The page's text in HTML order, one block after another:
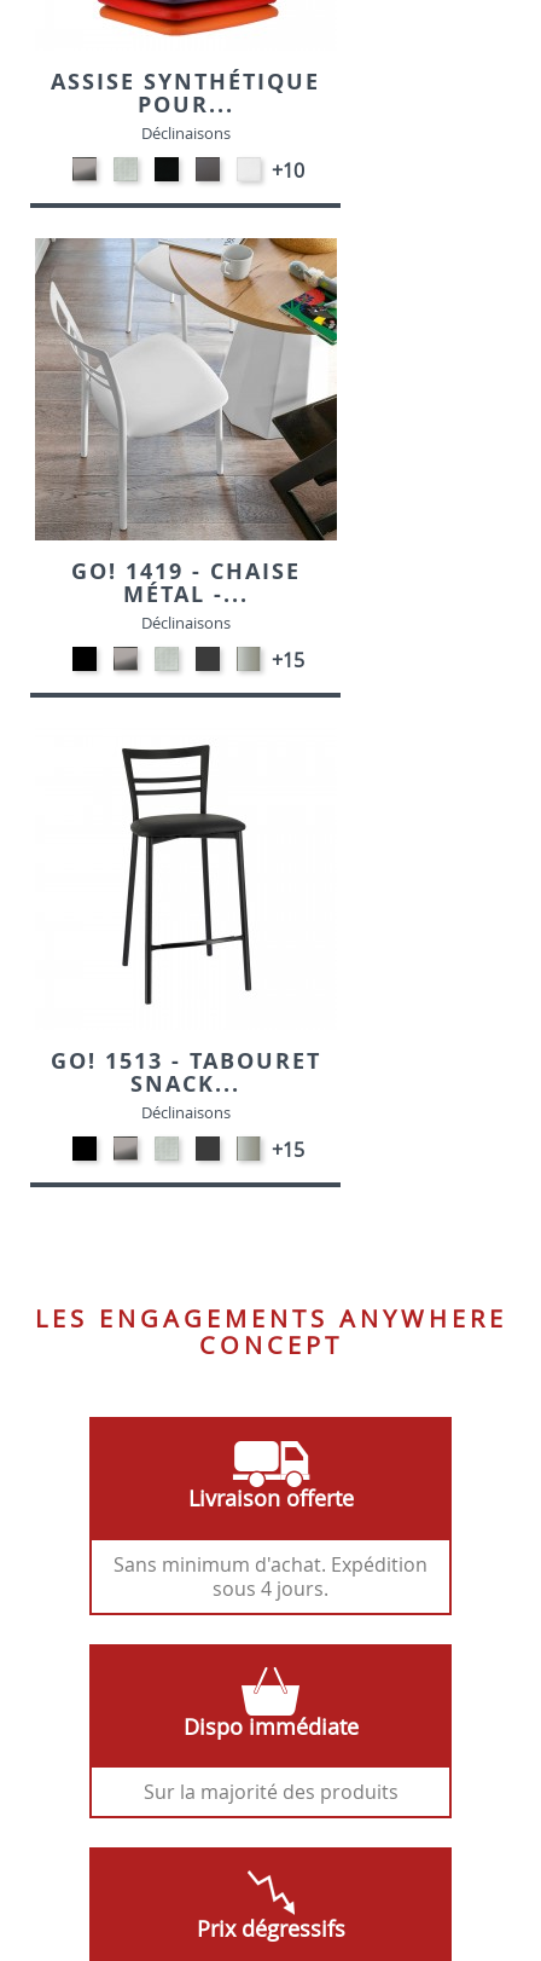
ASSISE SYNTHÉTIQUE
POUR...
Déclinaisons
CARBON
LOOK-
SIMILI
ALU-
SIMILI
NOIR-
SIMILI
GRIS-
SIMILI
EKOS
BLANC-
SIMILI
+10
GO! 1419 - CHAISE
MÉTAL -...
Déclinaisons
Métal
noir
opaque
CARBON
LOOK-
SIMILI
ALU-
SIMILI
gris
opaque
P16
Métal
satiné
-
+15
GO! 1513 - TABOURET
SNACK...
Déclinaisons
Métal
noir
opaque
CARBON
LOOK-
SIMILI
ALU-
SIMILI
gris
opaque
Métal
satiné
-
+15
LES ENGAGEMENTS ANYWHERE
CONCEPT
Livraison offerte
Sans minimum d'achat. Expédition
sous 4 jours.
Dispo immédiate
Sur la majorité des produits
Prix dégressifs